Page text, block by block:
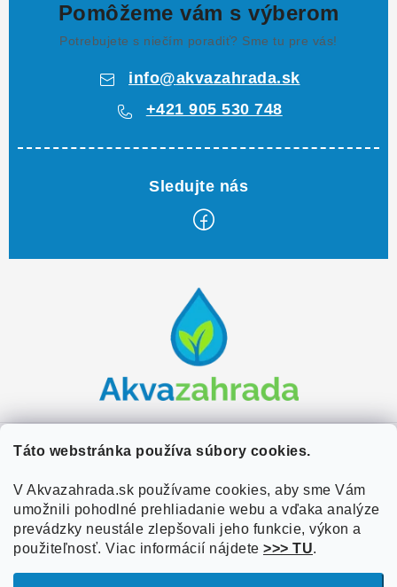
Táto webstránka používa súbory cookies.
V Akvazahrada.sk používame cookies, aby sme Vám
umožnili pohodlné prehliadanie webu a vďaka analýze
prevádzky neustále zlepšovali jeho funkcie, výkon a
použiteľnosť. Viac informácií nájdete >>> TU.
Pomôžeme vám s výberom
Potrebujete s niečím poradiť? Sme tu pre vás!
info@akvazahrada.sk
+421 905 530 748
e
Zákaznícky servis
Doprava a platba
Obchodné podmienky
Užitočné informácie
O nás
Referencie
Overené zákazníkmi